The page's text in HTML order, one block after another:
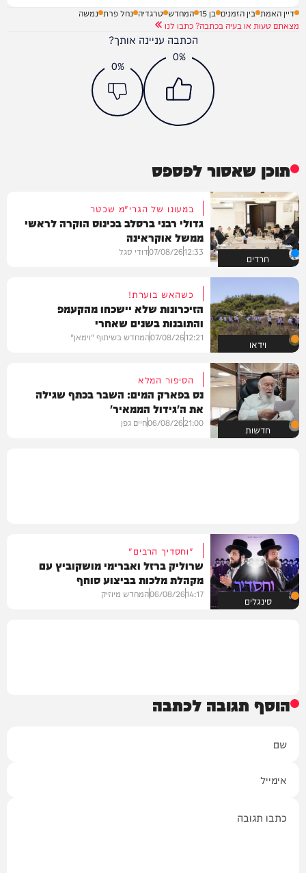
דיין האמת בין הזמנים בן 15 המחדש טרגדיה נחל פרת נמשה
מצאתם טעות או בעיה בכתבה? כתבו לנו
הכתבה עניינה אותך?
0%
0%
תוכן שאסור לפספס
חרדים
במעונו של הגרי"מ שכטר
גדולי רבני ברסלב בכינוס הוקרה לראשי
ממשל אוקראינה
12:33
07/08/26דודי סגל
וידאו
כשהאש בוערת!
הזיכרונות שלא יישכחו מהקעמפ
והתובנות בשנים שאחרי
12:21
07/08/26המחדש בשיתוף "וימאן"
חדשות
הסיפור המלא
נס בפארק המים: השבר בכתף שגילה
את ה'גידול הממאיר'
21:00
06/08/26חיים גפן
סינגלים
"וחסדיך הרבים"
שרוליק ברזל ואברימי מושקוביץ עם
מקהלת מלכות בביצוע סוחף
14:17
06/08/26המחדש מיוזיק
הוסף תגובה לכתבה